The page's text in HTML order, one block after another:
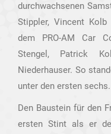
durchwachsenen
Stippler, Vincent
dem PRO-AM Car
Stengel, Patrick
Niederhauser. So
unter den ersten
Den Baustein für den
ersten Stint als er